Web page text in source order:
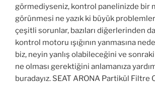
görmediyseniz, kontrol panelinizde bir
görünmesi ne yazık ki büyük
çeşitli sorunlar, bazıları diğerlerinden
kontrol motoru ışığının yanmasına
biz, neyin yanlış olabileceğini ve sonraki
ne olması gerektiğini anlamanıza
buradayız. SEAT ARONA Partikül Filtre